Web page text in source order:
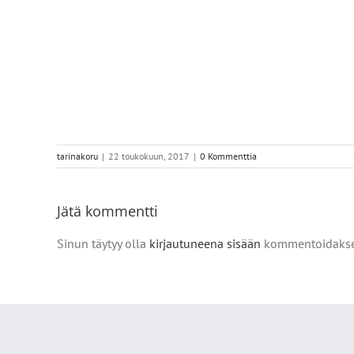
tarinakoru | 22 toukokuun, 2017 | 0 Kommenttia
Jätä kommentti
Sinun täytyy olla kirjautuneena sisään